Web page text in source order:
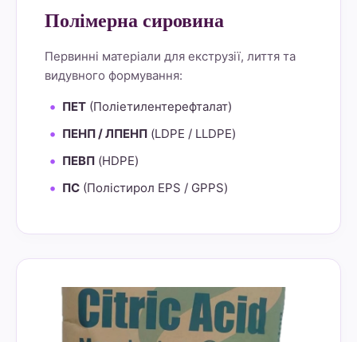
Полімерна сировина
Первинні матеріали для екструзії, лиття та
видувного формування:
ПЕТ (Поліетилентерефталат)
ПЕНП / ЛПЕНП (LDPE / LLDPE)
ПЕВП (HDPE)
ПС (Полістирол EPS / GPPS)